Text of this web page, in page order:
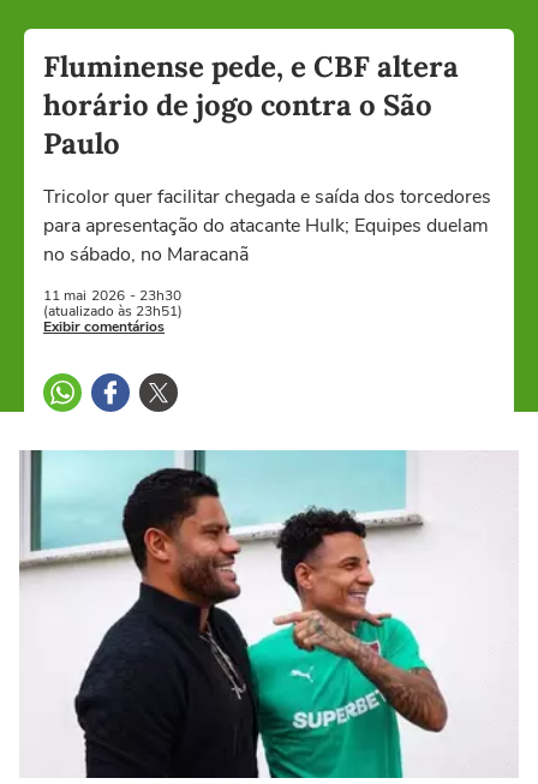
Fluminense pede, e CBF altera
horário de jogo contra o São
Paulo
Tricolor quer facilitar chegada e saída dos torcedores
para apresentação do atacante Hulk; Equipes duelam
no sábado, no Maracanã
11 mai 2026 - 23h30
(atualizado às 23h51)
Exibir comentários